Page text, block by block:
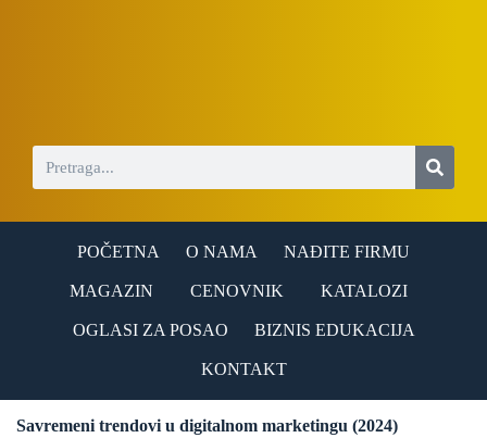
POČETNA O NAMA NAĐITE FIRMU
MAGAZIN CENOVNIK KATALOZI
OGLASI ZA POSAO BIZNIS EDUKACIJA
KONTAKT
Savremeni trendovi u digitalnom marketingu (2024)